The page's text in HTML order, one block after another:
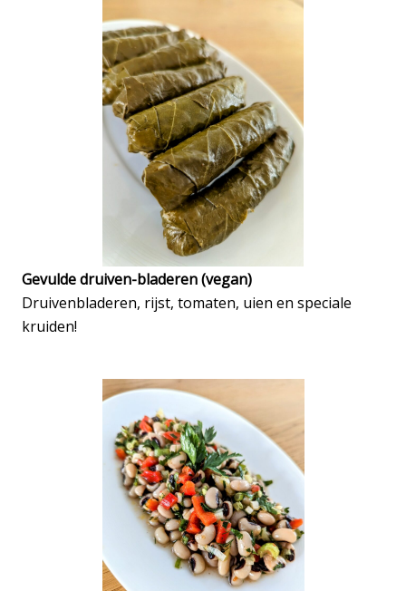
Gevulde druiven-bladeren (vegan)
Druivenbladeren, rijst, tomaten, uien en speciale
kruiden!